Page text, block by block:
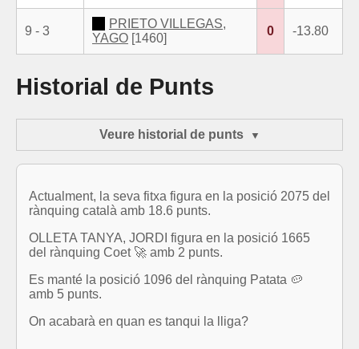
9 - 3
PRIETO VILLEGAS,
YAGO [1460]
0 -13.80
Historial de Punts
Veure historial de punts
Actualment, la seva fitxa figura en la posició 2075 del
rànquing català amb 18.6 punts.
OLLETA TANYA, JORDI figura en la posició 1665
del rànquing Coet 🚀 amb 2 punts.
Es manté la posició 1096 del rànquing Patata 🥔
amb 5 punts.
On acabarà en quan es tanqui la lliga?